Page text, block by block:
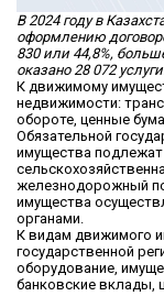
В 2024 году в
оформлению
830 или 44,8%,
оказано 28 072
К движимому
недвижимости:
обороте, ценные
Обязательной
имущества
железнодорожный
имущества
органами.
К видам движимого
государственной
оборудование,
банковские вклады,